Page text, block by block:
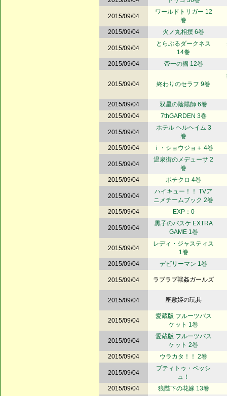
2015/09/04
ワールドトリガー 12
巻
2015/09/04
火ノ丸相撲 6巻
2015/09/04
とらぶるダークネス
14巻
2015/09/04 帝一の國 12巻
2015/09/04 終わりのセラフ 9巻
2015/09/04
双星の陰陽師 6巻
2015/09/04
7thGARDEN 3巻
2015/09/04
ホテル ヘルヘイム 3
巻
2015/09/04
ｉ・ショウジョ＋ 4巻
2015/09/04
温泉街のメデューサ 2
巻
2015/09/04
ポチクロ 4巻
2015/09/04
ハイキュー！！ TVア
ニメチームブック 2巻
2015/09/04
EXP：0
2015/09/04
黒子のバスケ EXTRA
GAME 1巻
2015/09/04
レディ・ジャスティス
1巻
2015/09/04
デビリーマン 1巻
2015/09/04 ラブラブ獣姦ガールズ
2015/09/04 座敷姫の玩具
2015/09/04
愛蔵版 フルーツバス
ケット 1巻
2015/09/04
愛蔵版 フルーツバス
ケット 2巻
2015/09/04
ウラカタ！！ 2巻
2015/09/04
プティトゥ・ペッシ
ュ！
2015/09/04
狼陛下の花嫁 13巻